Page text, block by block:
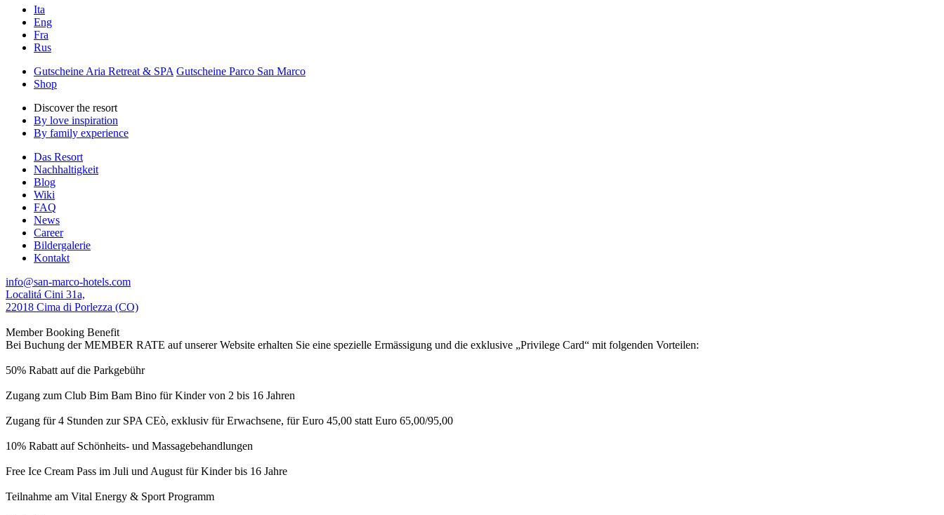
Ita
Eng
Fra
Rus
Gutscheine Aria Retreat & SPA Gutscheine Parco San Marco
Shop
Discover the resort
By love inspiration
By family experience
Das Resort
Nachhaltigkeit
Blog
Wiki
FAQ
News
Career
Bildergalerie
Kontakt
info@san-marco-hotels.com
Localitá Cini 31a,
22018 Cima di Porlezza (CO)
Member Booking Benefit
Bei Buchung der MEMBER RATE auf unserer Website erhalten Sie eine spezielle Ermässigung und die exklusive „Privilege Card“ mit folgenden Vorteilen:
50% Rabatt auf die Parkgebühr
Zugang zum Club Bim Bam Bino für Kinder von 2 bis 16 Jahren
Zugang für 4 Stunden zur SPA CEò, exklusiv für Erwachsene, für Euro 45,00 statt Euro 65,00/95,00
10% Rabatt auf Schönheits- und Massagebehandlungen
Free Ice Cream Pass im Juli und August für Kinder bis 16 Jahre
Teilnahme am Vital Energy & Sport Programm